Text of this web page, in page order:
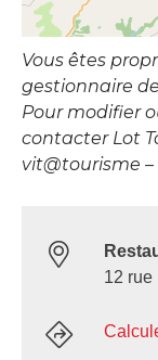
Vous êtes
gestionnaire
Pour modifier
contacter Lot
vit@tourisme
12 rue